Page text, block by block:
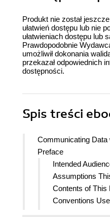
Produkt nie został
ułatwień dostępu lub nie
ułatwieniach dostępu lub
Prawdopodobnie
umożliwił dokonania
przekazał odpowiednich
dostępności.
Spis treści
Communicating Data
Preface
Intended
Assumptions
Contents of This
Conventions